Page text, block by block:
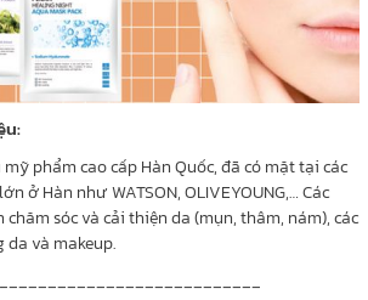
phẩm cao cấp Hàn Quốc, đã có mặt tại các
ở Hàn như WATSON, OLIVEYOUNG,… Các
sóc và cải thiện da (mụn, thâm, nám), các
và makeup.